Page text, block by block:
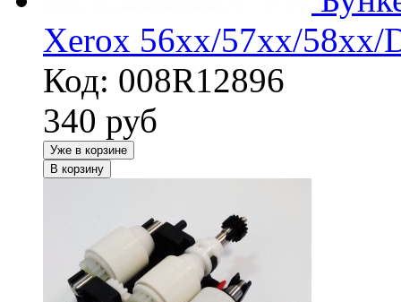
Xerox 56xx/57xx/58xx/
Код: 008R12896
340 руб
Уже в корзине
В корзину